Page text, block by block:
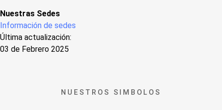
Nuestras Sedes
Información de sedes
Última actualización:
03 de Febrero 2025
NUESTROS SIMBOLOS